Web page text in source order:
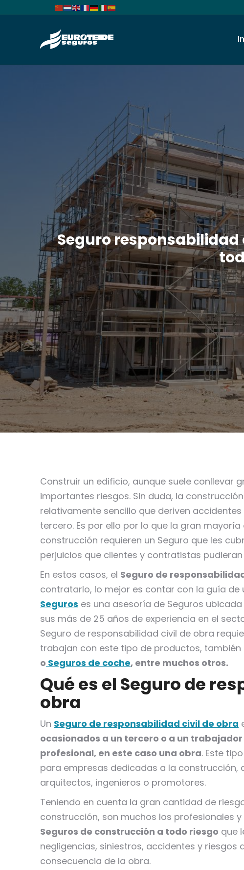
Seguro responsabilidad
Construir un edificio, aunque suele conllevar
importantes riesgos. Sin duda, la
relativamente sencillo que deriven
tercero. Es por ello por lo que la gran
construcción requieren un Seguro que les
perjuicios que clientes y contratistas
En estos casos, el Seguro de
contratarlo, lo mejor es contar con la guía de
Seguros es una asesoría de Seguros
sus más de 25 años de experiencia en el
Seguro de responsabilidad civil de obra
trabajan con este tipo de productos, también
o Seguros de coche, entre muchos otros.
Qué es el Seguro de
obra
Un Seguro de responsabilidad civil de obra
ocasionados a un tercero o a un
profesional, en este caso una obra. Este
para empresas dedicadas a la
arquitectos, ingenieros o promotores.
Teniendo en cuenta la gran cantidad de
construcción, son muchos los profesionales
Seguros de construcción a todo riesgo que
negligencias, siniestros, accidentes y riesgos
consecuencia de la obra.